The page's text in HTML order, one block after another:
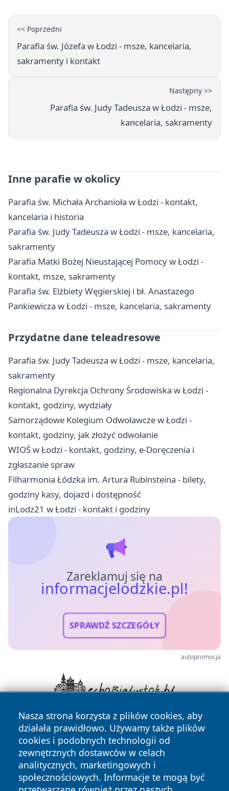
<< Poprzedni
Parafia św. Józefa w Łodzi - msze, kancelaria,
sakramenty i kontakt
Następny >>
Parafia św. Judy Tadeusza w Łodzi - msze,
kancelaria, sakramenty
Inne parafie w okolicy
Parafia św. Michała Archanioła w Łodzi - kontakt,
kancelaria i historia
Parafia św. Judy Tadeusza w Łodzi - msze, kancelaria,
sakramenty
Parafia Matki Bożej Nieustającej Pomocy w Łodzi -
kontakt, msze, sakramenty
Parafia św. Elżbiety Węgierskiej i bł. Anastazego
Pankiewicza w Łodzi - msze, kancelaria, sakramenty
Przydatne dane teleadresowe
Parafia św. Judy Tadeusza w Łodzi - msze, kancelaria,
sakramenty
Regionalna Dyrekcja Ochrony Środowiska w Łodzi -
kontakt, godziny, wydziały
Samorządowe Kolegium Odwoławcze w Łodzi -
kontakt, godziny, jak złożyć odwołanie
WIOŚ w Łodzi - kontakt, godziny, e-Doręczenia i
zgłaszanie spraw
Filharmonia Łódzka im. Artura Rubinsteina - bilety,
godziny kasy, dojazd i dostępność
inLodz21 w Łodzi - kontakt i godziny
Zareklamuj się na
informacjelodzkie.pl!
SPRAWDŹ SZCZEGÓŁY
autopromocja
Nasza strona korzysta z plików cookies, aby
działała prawidłowo. Używamy także plików
cookies i podobnych technologii od
zewnętrznych dostawców w celach
analitycznych, marketingowych i
społecznościowych. Informacje te mogą być
Copyright © 2026 informacjelodzkie.pl Wszystkie prawa